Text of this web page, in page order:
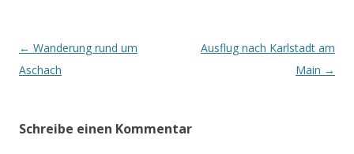
Beitrags-
Navigation
← Wanderung rund um
Aschach
Ausflug nach Karlstadt am
Main →
Schreibe einen Kommentar